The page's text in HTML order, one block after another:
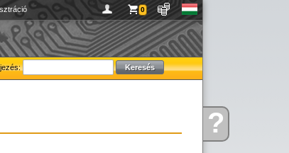
Kérdése
van
?
0